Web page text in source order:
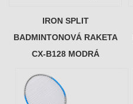
IRON SPLIT
BADMINTONOVÁ RAKETA
CX-B128 MODRÁ